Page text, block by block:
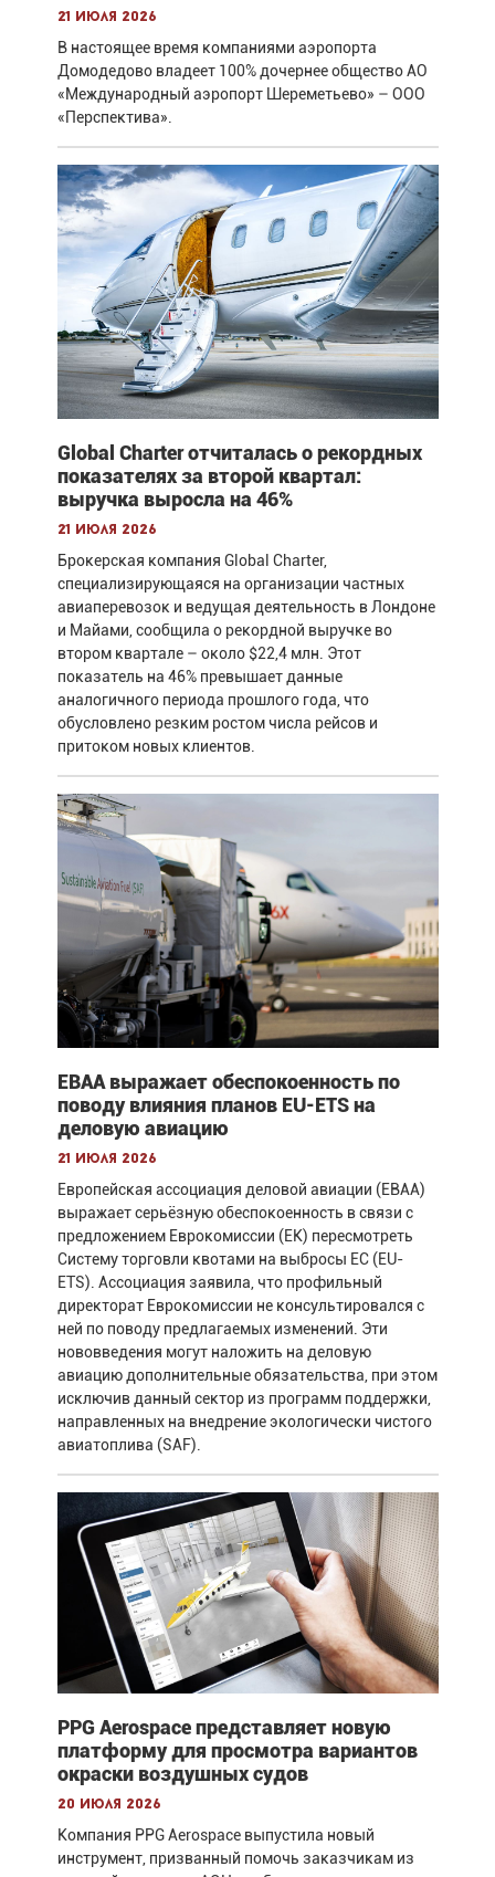
21 июля 2026
В настоящее время компаниями аэропорта
Домодедово владеет 100% дочернее общество АО
«Международный аэропорт Шереметьево» – ООО
«Перспектива».
Global Charter отчиталась о рекордных
показателях за второй квартал:
выручка выросла на 46%
21 июля 2026
Брокерская компания Global Charter,
специализирующаяся на организации частных
авиаперевозок и ведущая деятельность в Лондоне
и Майами, сообщила о рекордной выручке во
втором квартале – около $22,4 млн. Этот
показатель на 46% превышает данные
аналогичного периода прошлого года, что
обусловлено резким ростом числа рейсов и
притоком новых клиентов.
EBAA выражает обеспокоенность по
поводу влияния планов EU-ETS на
деловую авиацию
21 июля 2026
Европейская ассоциация деловой авиации (EBAA)
выражает серьёзную обеспокоенность в связи с
предложением Еврокомиссии (ЕК) пересмотреть
Систему торговли квотами на выбросы ЕС (EU-
ETS). Ассоциация заявила, что профильный
директорат Еврокомиссии не консультировался с
ней по поводу предлагаемых изменений. Эти
нововведения могут наложить на деловую
авиацию дополнительные обязательства, при этом
исключив данный сектор из программ поддержки,
направленных на внедрение экологически чистого
авиатоплива (SAF).
PPG Aerospace представляет новую
платформу для просмотра вариантов
окраски воздушных судов
20 июля 2026
Компания PPG Aerospace выпустила новый
инструмент, призванный помочь заказчикам из